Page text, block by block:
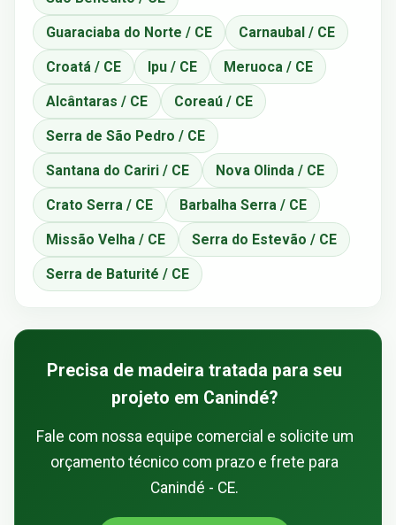
Guaraciaba do Norte / CE Carnaubal / CE
Croatá / CE Ipu / CE Meruoca / CE
Alcântaras / CE Coreaú / CE
Serra de São Pedro / CE
Santana do Cariri / CE Nova Olinda / CE
Crato Serra / CE Barbalha Serra / CE
Missão Velha / CE Serra do Estevão / CE
Serra de Baturité / CE
Precisa de madeira tratada para seu
projeto em Canindé?
Fale com nossa equipe comercial e solicite um
orçamento técnico com prazo e frete para
Canindé - CE.